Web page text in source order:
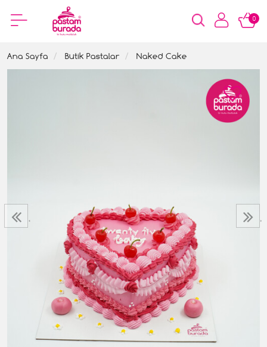
0
Ana Sayfa Butik Pastalar Naked Cake
‹ ›